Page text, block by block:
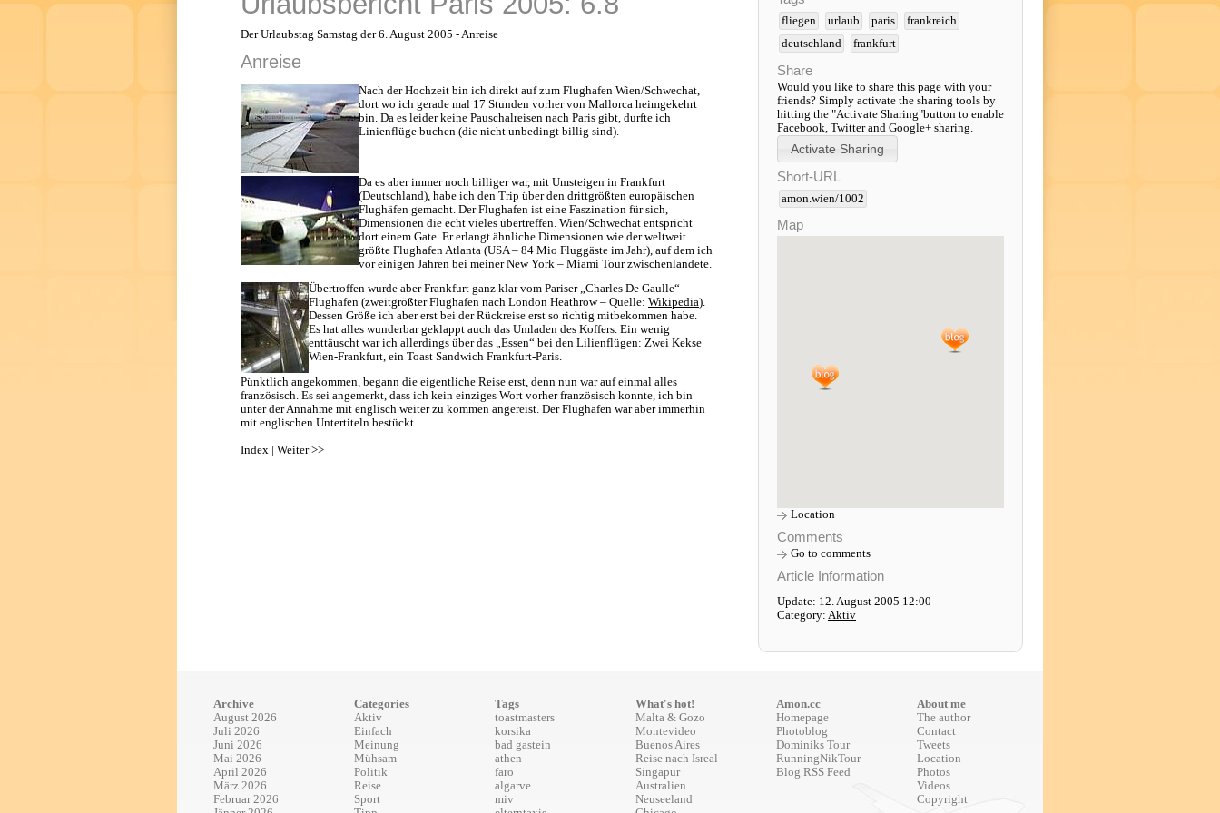
Der Urlaubstag Samstag der 6. August 2005 - Anreise
Anreise
Nach der Hochzeit bin ich direkt auf zum Flughafen Wien/Schwechat,
dort wo ich gerade mal 17 Stunden vorher von Mallorca heimgekehrt
bin. Da es leider keine Pauschalreisen nach Paris gibt, durfte ich
Linienflüge buchen (die nicht unbedingt billig sind).
Da es aber immer noch billiger war, mit Umsteigen in Frankfurt
(Deutschland), habe ich den Trip über den drittgrößten europäischen
Flughäfen gemacht. Der Flughafen ist eine Faszination für sich,
Dimensionen die echt vieles übertreffen. Wien/Schwechat entspricht
dort einem Gate. Er erlangt ähnliche Dimensionen wie der weltweit
größte Flughafen Atlanta (USA – 84 Mio Fluggäste im Jahr), auf dem ich
vor einigen Jahren bei meiner New York – Miami Tour zwischenlandete.
Übertroffen wurde aber Frankfurt ganz klar vom Pariser „Charles De Gaulle“
Flughafen (zweitgrößter Flughafen nach London Heathrow – Quelle: Wikipedia).
Dessen Größe ich aber erst bei der Rückreise erst so richtig mitbekommen habe.
Es hat alles wunderbar geklappt auch das Umladen des Koffers. Ein wenig
enttäuscht war ich allerdings über das „Essen“ bei den Lilienflügen: Zwei Kekse
Wien-Frankfurt, ein Toast Sandwich Frankfurt-Paris.
Pünktlich angekommen, begann die eigentliche Reise erst, denn nun war auf einmal alles
französisch. Es sei angemerkt, dass ich kein einziges Wort vorher französisch konnte, ich bin
unter der Annahme mit englisch weiter zu kommen angereist. Der Flughafen war aber immerhin
mit englischen Untertiteln bestückt.
Index Weiter >>
fliegen urlaub paris
frankreich
deutschland
frankfurt
Share
Would you like to share this page with your
friends? Simply activate the sharing tools by
hitting the "Activate Sharing"button to enable
Facebook, Twitter and Google+ sharing.
Short-URL
amon.wien/1002
Map
Location
Comments
Go to comments
Article Information
Update: 12. August 2005 12:00
Category: Aktiv
Archive
August 2026
Juli 2026
Juni 2026
Mai 2026
April 2026
März 2026
Februar 2026
Categories
Aktiv
Einfach
Meinung
Mühsam
Politik
Reise
Sport
Tags
toastmasters
korsika
bad gastein
athen
faro
algarve
miv
What's hot!
Malta & Gozo
Montevideo
Buenos Aires
Reise nach Isreal
Singapur
Australien
Neuseeland
Amon.cc
Homepage
Photoblog
Dominiks Tour
RunningNikTour
Blog RSS Feed
About me
The author
Contact
Tweets
Location
Photos
Videos
Copyright